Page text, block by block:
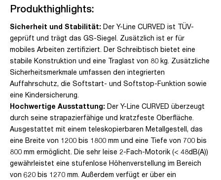
Produkthighlights:
Sicherheit und Stabilität: Der Y-Line CURVED ist TÜV-
geprüft und trägt das GS-Siegel. Zusätzlich ist er für
mobiles Arbeiten zertifiziert. Der Schreibtisch bietet eine
stabile Konstruktion und eine Traglast von 80 kg. Zusätzliche
Sicherheitsmerkmale umfassen den integrierten
Auffahrschutz, die Softstart- und Softstop-Funktion sowie
eine Kindersicherung.
Hochwertige Ausstattung: Der Y-Line CURVED überzeugt
durch seine strapazierfähige und kratzfeste Oberfläche.
Ausgestattet mit einem teleskopierbaren Metallgestell, das
eine Breite von 1200 bis 1800 mm und eine Tiefe von 700 bis
800 mm ermöglicht. Die sehr leise 2-Fach-Motorik (< 48dB(A))
gewährleistet eine stufenlose Höhenverstellung im Bereich
von 620 bis 1270 mm. Außerdem verfügt er über ein